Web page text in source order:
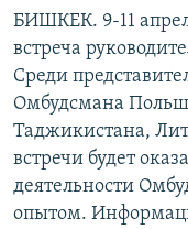
Вернутся
поиску
КЫРГЫЗЧА
ЎЗБЕКЧА
ТОҶИКӢ
TÜRKMENÇE
Все сайты РСЕ/
БИШКЕК. 9-11
встреча
Среди
Омбудсмана
Таджикистана,
встречи будет
деятельности
опытом.